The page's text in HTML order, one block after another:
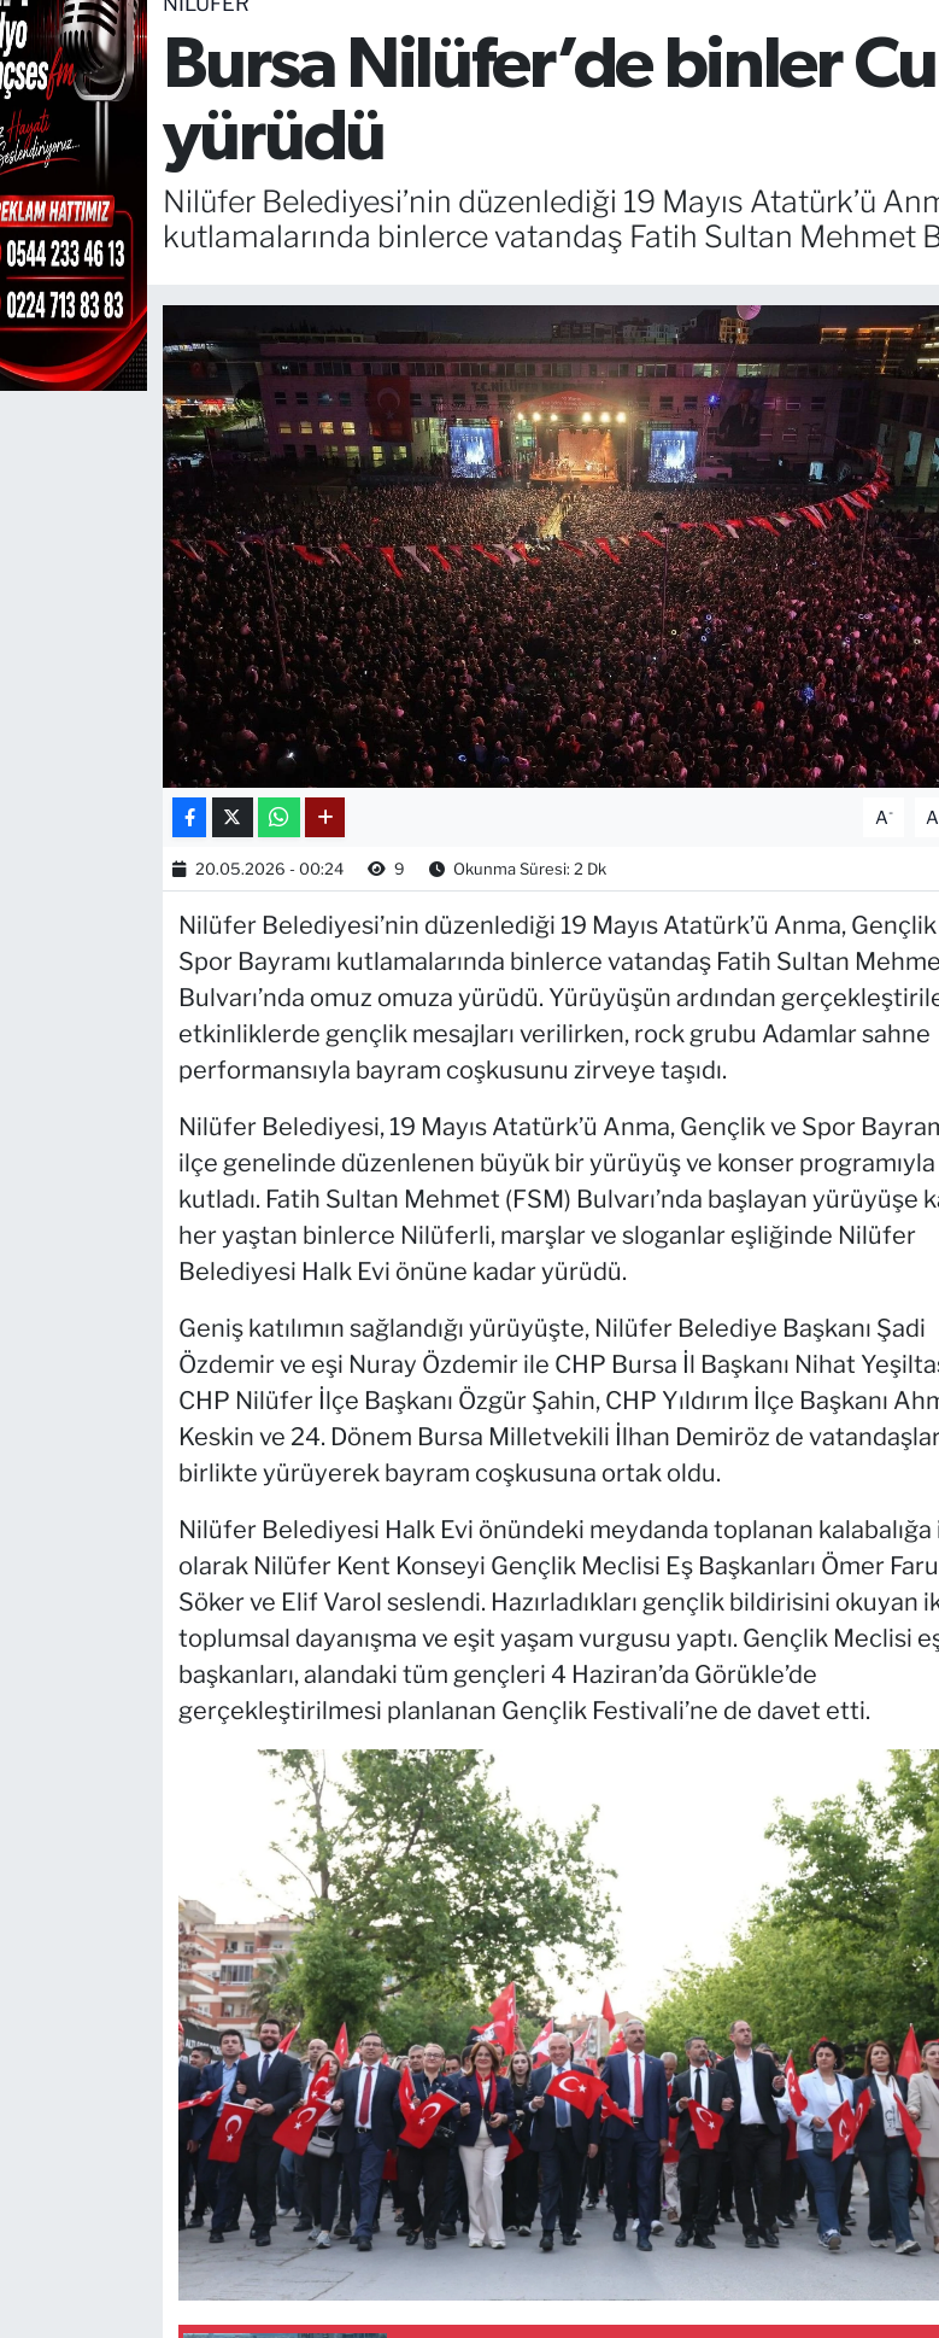
Bursa Nilüfer’de binler
yürüdü
Nilüfer Belediyesi’nin düzenlediği 19 Mayıs Atatürk’ü
kutlamalarında binlerce vatandaş Fatih Sultan Mehmet
A- A
20.05.2026 - 00:24 9 Okunma Süresi: 2 Dk
Nilüfer Belediyesi’nin düzenlediği 19 Mayıs Atatürk’ü Anma,
Spor Bayramı kutlamalarında binlerce vatandaş Fatih Sultan
Bulvarı’nda omuz omuza yürüdü. Yürüyüşün ardından
etkinliklerde gençlik mesajları verilirken, rock grubu Adamlar sahne
performansıyla bayram coşkusunu zirveye taşıdı.
Nilüfer Belediyesi, 19 Mayıs Atatürk’ü Anma, Gençlik ve Spor
ilçe genelinde düzenlenen büyük bir yürüyüş ve konser programıyla
kutladı. Fatih Sultan Mehmet (FSM) Bulvarı’nda başlayan yürüyüşe
her yaştan binlerce Nilüferli, marşlar ve sloganlar eşliğinde Nilüfer
Belediyesi Halk Evi önüne kadar yürüdü.
Geniş katılımın sağlandığı yürüyüşte, Nilüfer Belediye Başkanı Şadi
Özdemir ve eşi Nuray Özdemir ile CHP Bursa İl Başkanı Nihat
CHP Nilüfer İlçe Başkanı Özgür Şahin, CHP Yıldırım İlçe Başkanı
Keskin ve 24. Dönem Bursa Milletvekili İlhan Demiröz de
birlikte yürüyerek bayram coşkusuna ortak oldu.
Nilüfer Belediyesi Halk Evi önündeki meydanda toplanan kalabalığa
olarak Nilüfer Kent Konseyi Gençlik Meclisi Eş Başkanları Ömer
Söker ve Elif Varol seslendi. Hazırladıkları gençlik bildirisini okuyan
toplumsal dayanışma ve eşit yaşam vurgusu yaptı. Gençlik Meclisi
başkanları, alandaki tüm gençleri 4 Haziran’da Görükle’de
gerçekleştirilmesi planlanan Gençlik Festivali’ne de davet etti.
TEKNOLOJİ
CANLI DİNLE
RESMİ İLANLAR
Gencsesfm Canlı Dinle